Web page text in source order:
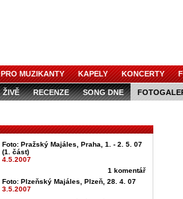
PRO MUZIKANTY KAPELY KONCERTY
ŽIVĚ RECENZE SONG DNE
Foto: Pražský Majáles, Praha, 1. - 2. 5. 07
(1. část)
4.5.2007
1 komentář
Foto: Plzeňský Majáles, Plzeň, 28. 4. 07
3.5.2007